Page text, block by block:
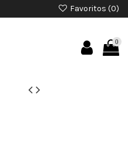
Favoritos (0)
0